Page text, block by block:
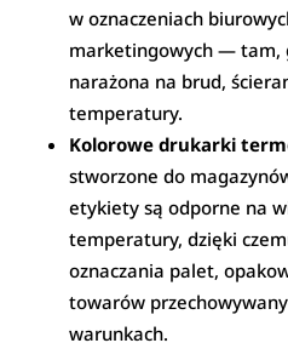
w oznaczeniach
marketingowych — tam,
narażona na brud,
temperatury.
Kolorowe drukarki
stworzone do
etykiety są odporne na
temperatury, dzięki
oznaczania palet,
towarów
warunkach.